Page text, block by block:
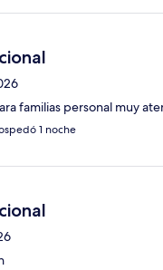
familias personal muy
1 noche